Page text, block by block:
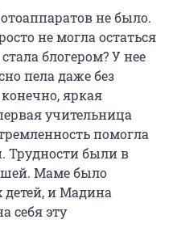
не было.
не могла остаться
блогером? У нее
пела даже без
яркая
учительница
помогла
Трудности были в
Маме было
детей, и Мадина
себя эту